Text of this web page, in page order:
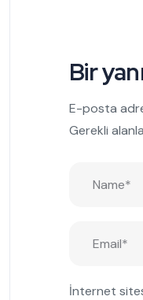
Bir
E-posta
Gerekli
İnternet